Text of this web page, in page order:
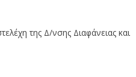
της Δ/νσης Διαφάνειας και